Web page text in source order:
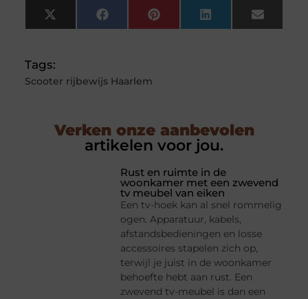
X
(Twitter)
FacebookPinterestLinkedInEmail
Tags:
Scooter rijbewijs Haarlem
Verken onze aanbevolen
artikelen voor jou.
Rust en ruimte in de
woonkamer met een zwevend
tv meubel van eiken
Een tv-hoek kan al snel rommelig
ogen. Apparatuur, kabels,
afstandsbedieningen en losse
accessoires stapelen zich op,
terwijl je juist in de woonkamer
behoefte hebt aan rust. Een
zwevend tv-meubel is dan een